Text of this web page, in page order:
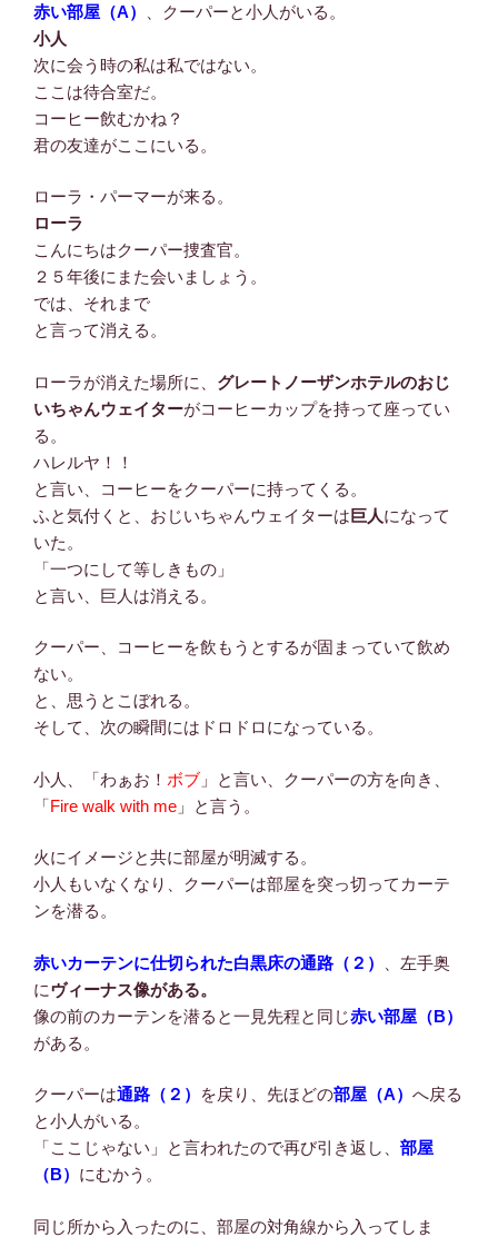
赤い部屋（A）
、クーパーと小人がいる。
小人
次に会う時の私は私ではない。
ここは待合室だ。
コーヒー飲むかね？
君の友達がここにいる。
ローラ・パーマーが来る。
ローラ
こんにちはクーパー捜査官。
２５年後にまた会いましょう。
では、それまで
と言って消える。
ローラが消えた場所に、 グレートノーザンホテルのおじ
いちゃんウェイターがコーヒーカップを持って座ってい
る。
ハレルヤ！！
と言い、コーヒーをクーパーに持ってくる。
ふと気付くと、おじいちゃんウェイターは 巨人になって
いた。
「一つにして等しきもの」
と言い、巨人は消える。
クーパー、コーヒーを飲もうとするが固まっていて飲め
ない。
と、思うとこぼれる。
そして、次の瞬間にはドロドロになっている。
小人、「わぁお！ ボブ 」と言い、クーパーの方を向き、
「Fire walk with me 」と言う。
火にイメージと共に部屋が明滅する。
小人もいなくなり、クーパーは部屋を突っ切ってカーテ
ンを潜る。
赤いカーテンに仕切られた白黒床の通路（２）
、左手奥
にヴィーナス像がある。
像の前のカーテンを潜ると一見先程と同じ赤い部屋（B）
がある。
クーパーは通路（２） を戻り、先ほどの部屋（A） へ戻る
と小人がいる。
「ここじゃない」と言われたので再び引き返し、 部屋
（B） にむかう。
同じ所から入ったのに、部屋の対角線から入ってしま